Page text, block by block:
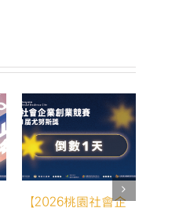
團
隊？】〉
中
【2026桃園社會企